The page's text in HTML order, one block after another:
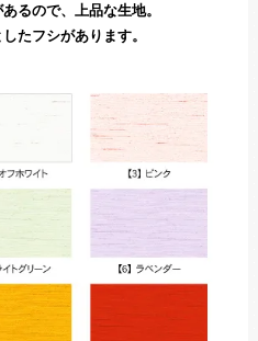
で、上品な生地。
があります。